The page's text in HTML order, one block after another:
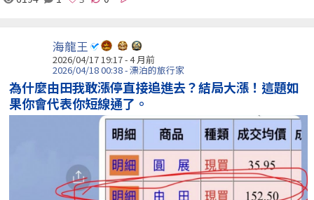
海龍王
2026/04/17 19:17 - 4 月前
2026/04/18 00:38 - 漂泊的旅行家
為什麼由田我敢漲停直接追進去？結局大漲！這題如
果你會代表你短線通了。